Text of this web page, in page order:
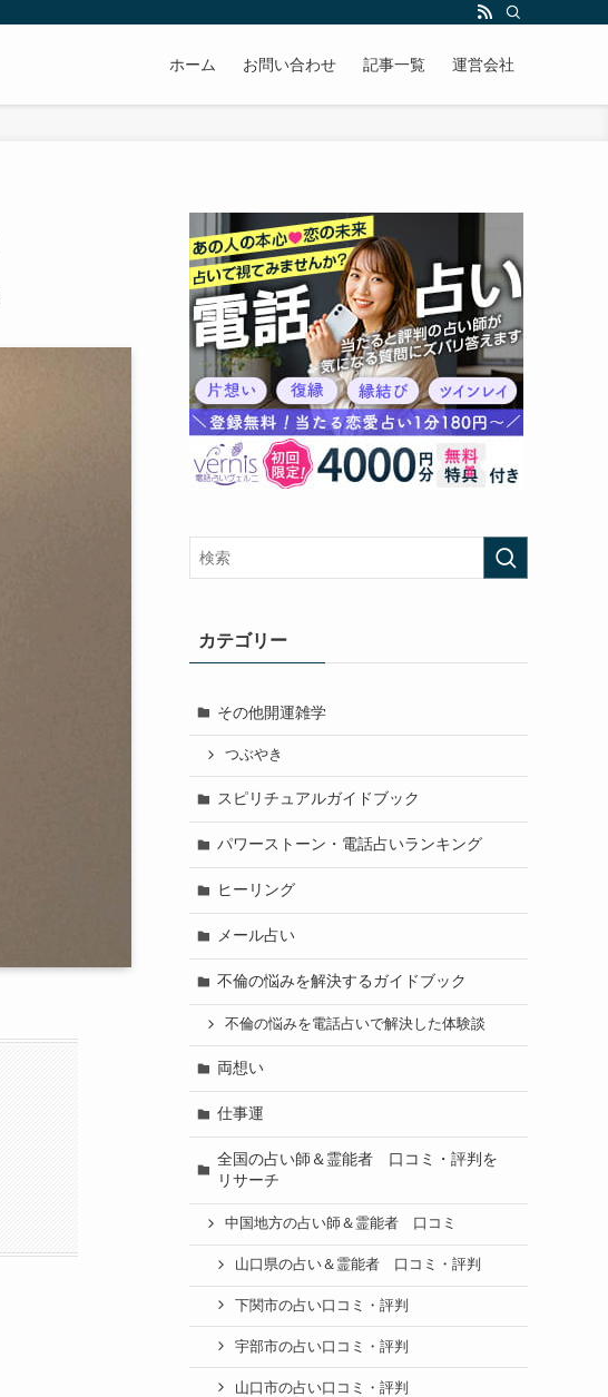
ホーム お問い合わせ 記事一覧 運営会社
カテゴリー
その他開運雑学
つぶやき
スピリチュアルガイドブック
パワーストーン・電話占いランキング
ヒーリング
メール占い
不倫の悩みを解決するガイドブック
不倫の悩みを電話占いで解決した体験談
両想い
仕事運
全国の占い師＆霊能者 口コミ・評判を
リサーチ
中国地方の占い師＆霊能者 口コミ
山口県の占い＆霊能者 口コミ・評判
下関市の占い口コミ・評判
宇部市の占い口コミ・評判
山口市の占い口コミ・評判